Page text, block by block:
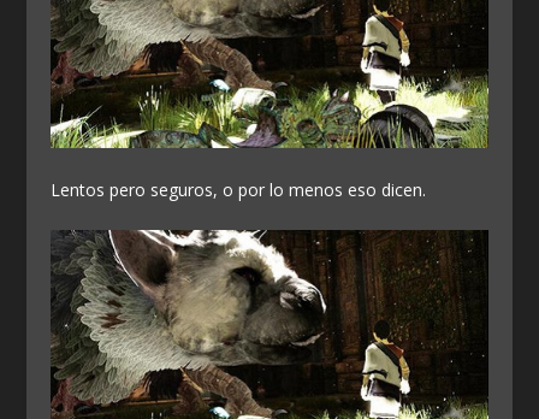
Lentos pero seguros, o por lo menos eso dicen.